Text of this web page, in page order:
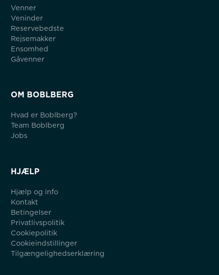
Venner
Veninder
Reservebedste
Rejsemakker
Ensomhed
Gåvenner
OM BOBLBERG
Hvad er Boblberg?
Team Boblberg
Jobs
HJÆLP
Hjælp og info
Kontakt
Betingelser
Privatlivspolitik
Cookiepolitik
Cookieindstillinger
Tilgængelighedserklæring